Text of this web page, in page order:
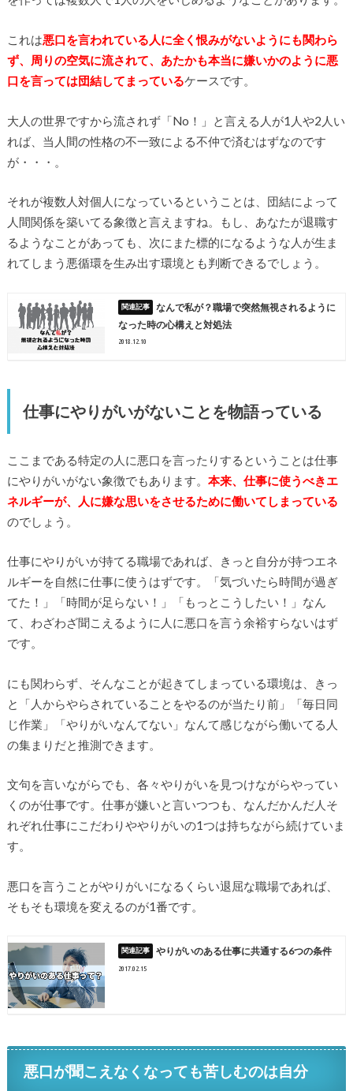
これは悪口を言われている人に全く恨みがないようにも関わら
ず、周りの空気に流されて、あたかも本当に嫌いかのように悪
口を言っては団結してまっているケースです。
大人の世界ですから流されず「No！」と言える人が1人や2人い
れば、当人間の性格の不一致による不仲で済むはずなのです
が・・・。
それが複数人対個人になっているということは、団結によって
人間関係を築いてる象徴と言えますね。もし、あなたが退職す
るようなことがあっても、次にまた標的になるような人が生ま
れてしまう悪循環を生み出す環境とも判断できるでしょう。
なんで私が？職場で突然無視されるように
なった時の心構えと対処法
2018.12.10
仕事にやりがいがないことを物語っている
ここまである特定の人に悪口を言ったりするということは仕事
にやりがいがない象徴でもあります。 本来、仕事に使うべきエ
ネルギーが、人に嫌な思いをさせるために働いてしまっている
のでしょう。
仕事にやりがいが持てる職場であれば、きっと自分が持つエネ
ルギーを自然に仕事に使うはずです。「気づいたら時間が過ぎ
てた！」「時間が足らない！」「もっとこうしたい！」なん
て、わざわざ聞こえるように人に悪口を言う余裕すらないはず
です。
にも関わらず、そんなことが起きてしまっている環境は、きっ
と「人からやらされていることをやるのが当たり前」「毎日同
じ作業」「やりがいなんてない」なんて感じながら働いてる人
の集まりだと推測できます。
文句を言いながらでも、各々やりがいを見つけながらやってい
くのが仕事です。仕事が嫌いと言いつつも、なんだかんだ人そ
れぞれ仕事にこだわりややりがいの1つは持ちながら続けていま
す。
悪口を言うことがやりがいになるくらい退屈な職場であれば、
そもそも環境を変えるのが1番です。
やりがいのある仕事に共通する6つの条件
2017.02.15
悪口が聞こえなくなっても苦しむのは自分